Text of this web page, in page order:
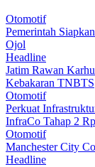
Otomotif
Pemerintah
Ojol
Headline
Jatim Rawan
Kebakaran TNBTS
Otomotif
Perkuat
InfraCo Tahap 2
Otomotif
Manchester City
Headline